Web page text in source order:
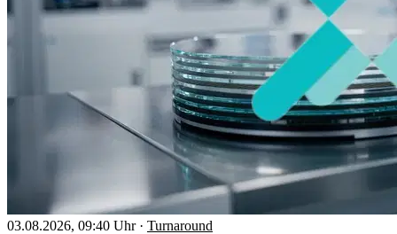
03.08.2026, 09:40 Uhr · Turnaround